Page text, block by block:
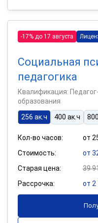
-17% до 17 августа
Социальная
педагогика
Квалификация:
образования
256 ак.ч
400 ак.ч
Кол-во часов:
от
Стоимость:
от
Старая цена:
39
Рассрочка:
от 2